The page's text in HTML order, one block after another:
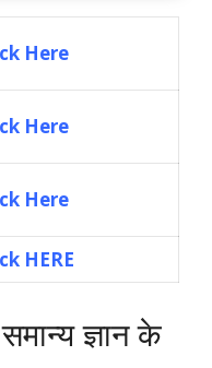
Here
Here
Here
HERE
ज्ञान के